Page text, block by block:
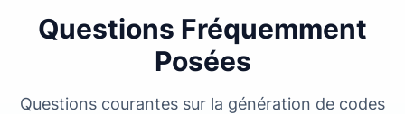
Questions Fréquemment
Posées
Questions courantes sur la génération de codes